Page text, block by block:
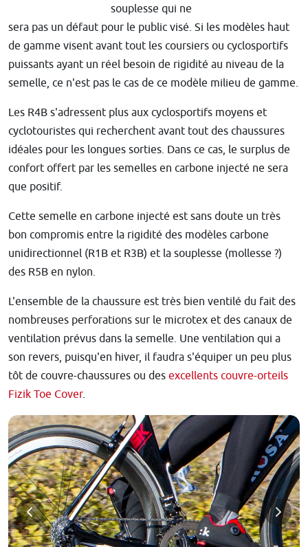
souplesse qui ne
sera pas un défaut pour le public visé. Si les modèles haut
de gamme visent avant tout les coursiers ou cyclosportifs
puissants ayant un réel besoin de rigidité au niveau de la
semelle, ce n'est pas le cas de ce modèle milieu de gamme.
Les R4B s'adressent plus aux cyclosportifs moyens et
cyclotouristes qui recherchent avant tout des chaussures
idéales pour les longues sorties. Dans ce cas, le surplus de
confort offert par les semelles en carbone injecté ne sera
que positif.
Cette semelle en carbone injecté est sans doute un très
bon compromis entre la rigidité des modèles carbone
unidirectionnel (R1B et R3B) et la souplesse (mollesse ?)
des R5B en nylon.
L'ensemble de la chaussure est très bien ventilé du fait des
nombreuses perforations sur le microtex et des canaux de
ventilation prévus dans la semelle. Une ventilation qui a
son revers, puisqu'en hiver, il faudra s'équiper un peu plus
tôt de couvre-chaussures ou des excellents couvre-orteils
Fizik Toe Cover.